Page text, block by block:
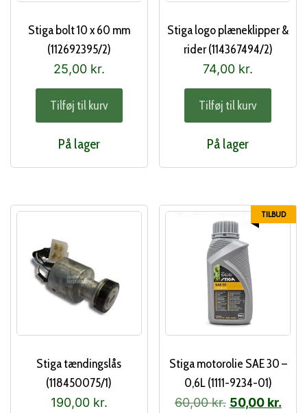
Stiga bolt 10 x 60 mm
(112692395/2)
25,00 kr.
Tilføj til kurv
På lager
Stiga logo plæneklipper &
rider (114367494/2)
74,00 kr.
Tilføj til kurv
På lager
Stiga tændingslås
(118450075/1)
190,00 kr.
TILBUD
Stiga motorolie SAE 30 –
0,6L (1111-9234-01)
60,00kr. Den
50,00 kr.Den